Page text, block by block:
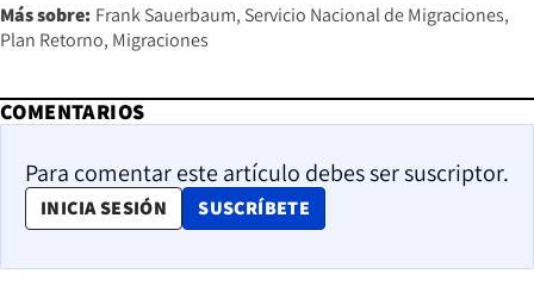
Más sobre: Frank Sauerbaum Servicio Nacional de Migraciones
Plan Retorno Migraciones
COMENTARIOS
Para comentar este artículo debes ser suscriptor.
INICIA SESIÓN SUSCRÍBETE
OPENS IN NEW WINDOW